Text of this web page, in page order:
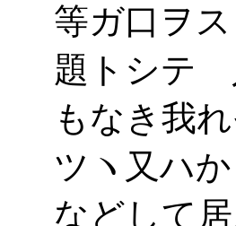
等ガ口ヲ
題トシテ
もなき我
ツヽ又ハ
などして